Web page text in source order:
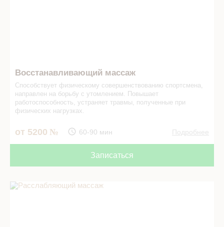
Восстанавливающий массаж
Способствует физическому совершенствованию спортсмена,
направлен на борьбу с утомлением. Повышает
работоспособность, устраняет травмы, полученные при
физических нагрузках.
от 5200 60-90 мин Подробнее
Записаться
Расслабляющий массаж в СПА салоне